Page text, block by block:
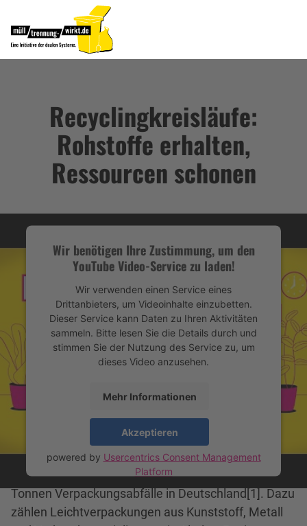
Recyclingkreisläufe:
Rohstoffe erhalten,
Ressourcen schonen
Wir benötigen Ihre Zustimmung, um den
YouTube Video-Service zu laden!
Wir verwenden einen Service eines
Drittanbieters, um Videoinhalte einzubetten.
Dieser Service kann Daten zu Ihren Aktivitäten
sammeln. Bitte lesen Sie die Details durch und
stimmen Sie der Nutzung des Service zu, um
dieses Video anzusehen.
Mehr Informationen
Akzeptieren
powered by Usercentrics Consent Management
Platform
Die dualen Systeme sammeln jährlich rund 6,5 Mio.
Tonnen Verpackungsabfälle in Deutschland[1]. Dazu
zählen Leichtverpackungen aus Kunststoff, Metall